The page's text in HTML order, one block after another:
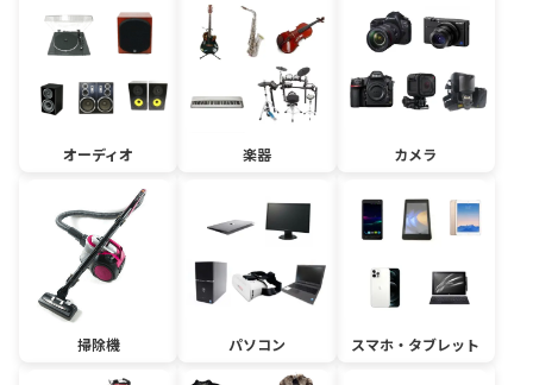
オーディオ 楽器 カメラ
掃除機 パソコン スマホ・タブレット